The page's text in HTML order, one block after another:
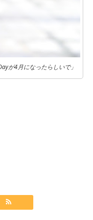
が4月になったらしいで」